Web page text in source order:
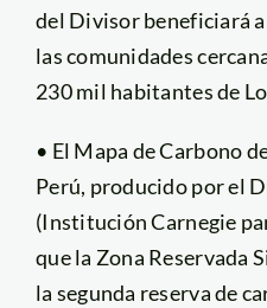
del Divisor beneficiará
las comunidades
230 mil habitantes de
• El Mapa de Carbono
Perú, producido por el
(Institución Carnegie
que la Zona Reservada
la segunda reserva de